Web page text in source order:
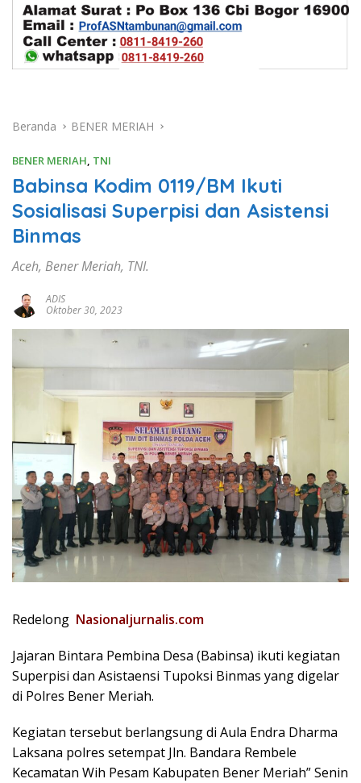
Beranda BENER MERIAH
BENER MERIAH, TNI
Babinsa Kodim 0119/BM Ikuti
Sosialisasi Superpisi dan Asistensi
Binmas
Aceh, Bener Meriah, TNI.
ADIS
Oktober 30, 2023
Redelong Nasionaljurnalis.com
Jajaran Bintara Pembina Desa (Babinsa) ikuti kegiatan
Superpisi dan Asistaensi Tupoksi Binmas yang digelar
di Polres Bener Meriah.
Kegiatan tersebut berlangsung di Aula Endra Dharma
Laksana polres setempat Jln. Bandara Rembele
Kecamatan Wih Pesam Kabupaten Bener Meriah” Senin